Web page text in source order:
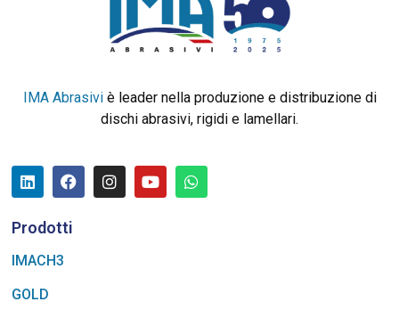
IMA Abrasiviè leader nella produzione e distribuzione di
dischi abrasivi, rigidi e lamellari.
Prodotti
IMACH3
GOLD